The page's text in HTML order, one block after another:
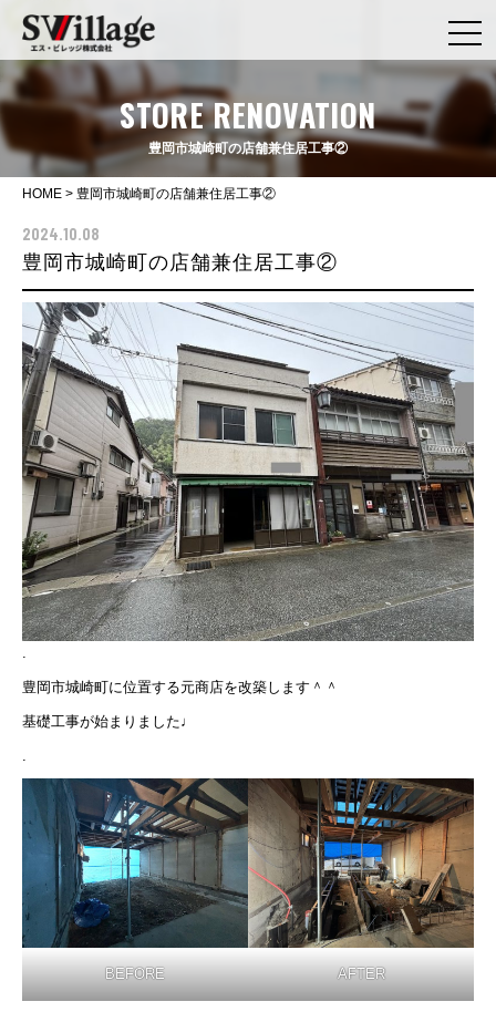
STORE RENOVATION
豊岡市城崎町の店舗兼住居工事②
HOME > 豊岡市城崎町の店舗兼住居工事②
2024.10.08
豊岡市城崎町の店舗兼住居工事②
.
豊岡市城崎町に位置する元商店を改築します＾＾
基礎工事が始まりました♩
.
BEFORE AFTER